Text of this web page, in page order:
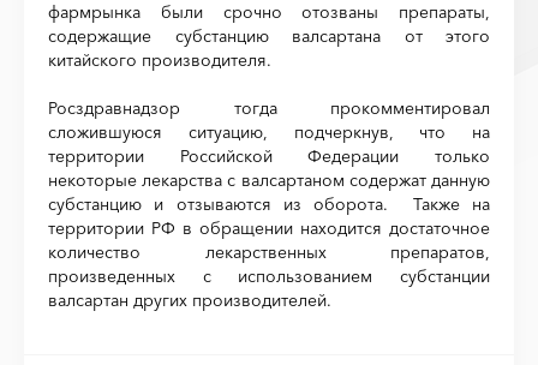
фармрынка были срочно отозваны препараты,
содержащие субстанцию валсартана от этого
китайского производителя.
Росздравнадзор тогда прокомментировал
сложившуюся ситуацию, подчеркнув, что на
территории Российской Федерации только
некоторые лекарства с валсартаном содержат данную
субстанцию и отзываются из оборота. Также на
территории РФ в обращении находится достаточное
количество лекарственных препаратов,
произведенных с использованием субстанции
валсартан других производителей.